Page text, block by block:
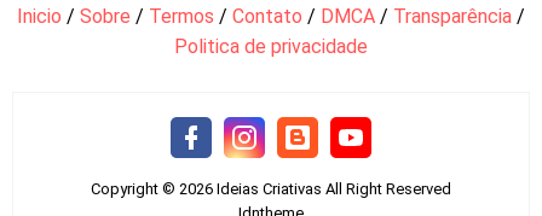
Inicio / Sobre / Termos / Contato / DMCA / Transparência /
Politica de privacidade
Copyright © 2026 Ideias Criativas All Right Reserved